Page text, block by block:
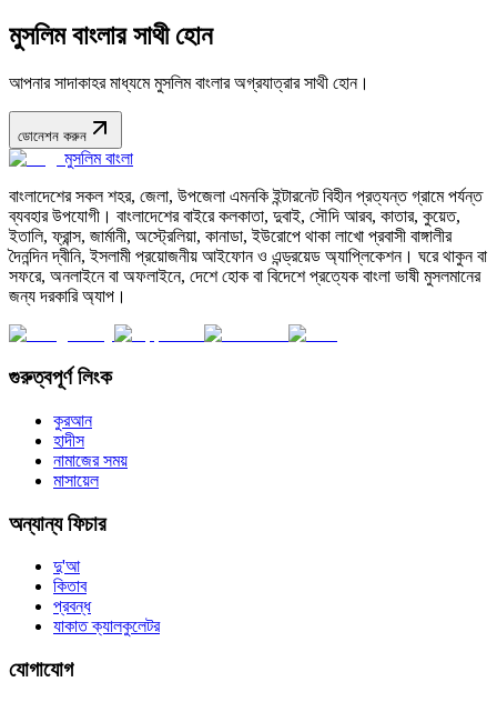
মুসলিম বাংলার সাথী হোন
আপনার সাদাকাহর মাধ্যমে মুসলিম বাংলার অগ্রযাত্রার সাথী হোন।
ডোনেশন করুন
মুসলিম বাংলা
বাংলাদেশের সকল শহর, জেলা, উপজেলা এমনকি ইন্টারনেট বিহীন প্রত্যন্ত গ্রামে পর্যন্ত
ব্যবহার উপযোগী। বাংলাদেশের বাইরে কলকাতা, দুবাই, সৌদি আরব, কাতার, কুয়েত,
ইতালি, ফ্রান্স, জার্মানী, অস্ট্রেলিয়া, কানাডা, ইউরোপে থাকা লাখো প্রবাসী বাঙ্গালীর
দৈনন্দিন দ্বীনি, ইসলামী প্রয়োজনীয় আইফোন ও এন্ড্রয়েড অ্যাপ্লিকেশন। ঘরে থাকুন বা
সফরে, অনলাইনে বা অফলাইনে, দেশে হোক বা বিদেশে প্রত্যেক বাংলা ভাষী মুসলমানের
জন্য দরকারি অ্যাপ।
গুরুত্বপূর্ণ লিংক
কুরআন
হাদীস
নামাজের সময়
মাসায়েল
অন্যান্য ফিচার
দু'আ
কিতাব
প্রবন্ধ
যাকাত ক্যালকুলেটর
যোগাযোগ